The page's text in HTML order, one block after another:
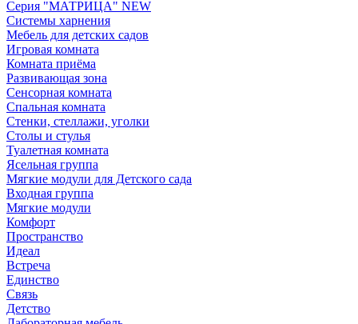
Серия "МАТРИЦА" NEW
Системы харнения
Мебель для детских садов
Игровая комната
Комната приёма
Развивающая зона
Сенсорная комната
Спальная комната
Стенки, стеллажи, уголки
Столы и стулья
Туалетная комната
Ясельная группа
Мягкие модули для Детского сада
Входная группа
Мягкие модули
Комфорт
Пространство
Идеал
Встреча
Единство
Связь
Детство